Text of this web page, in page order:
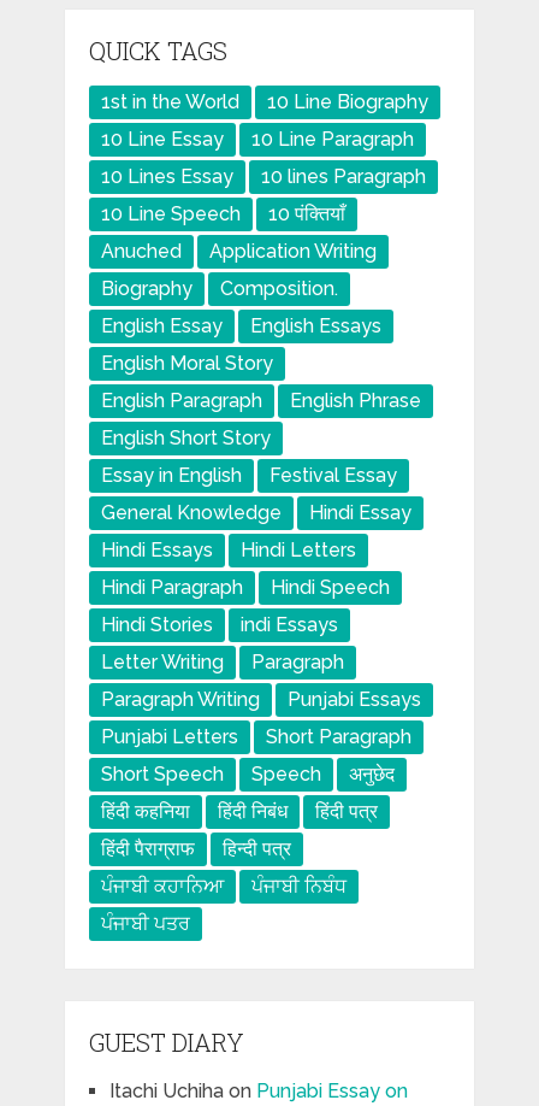
QUICK TAGS
1st in the World
10 Line Biography
10 Line Essay
10 Line Paragraph
10 Lines Essay
10 lines Paragraph
10 Line Speech
10 पंक्तियाँ
Anuched
Application Writing
Biography
Composition.
English Essay
English Essays
English Moral Story
English Paragraph
English Phrase
English Short Story
Essay in English
Festival Essay
General Knowledge
Hindi Essay
Hindi Essays
Hindi Letters
Hindi Paragraph
Hindi Speech
Hindi Stories
indi Essays
Letter Writing
Paragraph
Paragraph Writing
Punjabi Essays
Punjabi Letters
Short Paragraph
Short Speech
Speech
अनुछेद
हिंदी कहनिया
हिंदी निबंध
हिंदी पत्र
हिंदी पैराग्राफ
हिन्दी पत्र
ਪੰਜਾਬੀ ਕਹਾਨਿਆ
ਪੰਜਾਬੀ ਨਿਬੰਧ
ਪੰਜਾਬੀ ਪਤਰ
GUEST DIARY
Itachi Uchihaon Punjabi Essay on